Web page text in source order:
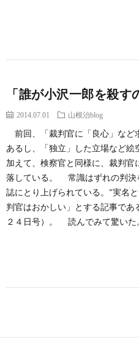
「誰が小沢一郎を殺
2014.07.01 山根治blog
前回、「裁判官に「良心」など
あるし、「独立」した立場など
加えて、検察官と同様に、裁判
落している。 常識はずれの判決
誌にとり上げられている。“実名
判官はおかしい」とする記事であ
２４日号）。 読んでみて驚いた